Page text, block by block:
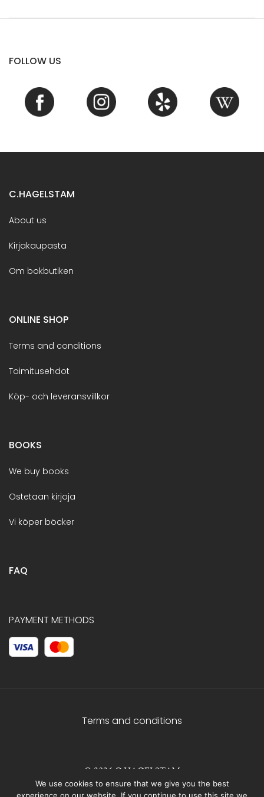
FOLLOW US
C.HAGELSTAM
About us
Kirjakaupasta
Om bokbutiken
ONLINE SHOP
Terms and conditions
Toimitusehdot
Köp- och leveransvillkor
BOOKS
We buy books
Ostetaan kirjoja
Vi köper böcker
FAQ
PAYMENT METHODS
Terms and conditions
© 2026 C.HAGELSTAM
We use cookies to ensure that we give you the best